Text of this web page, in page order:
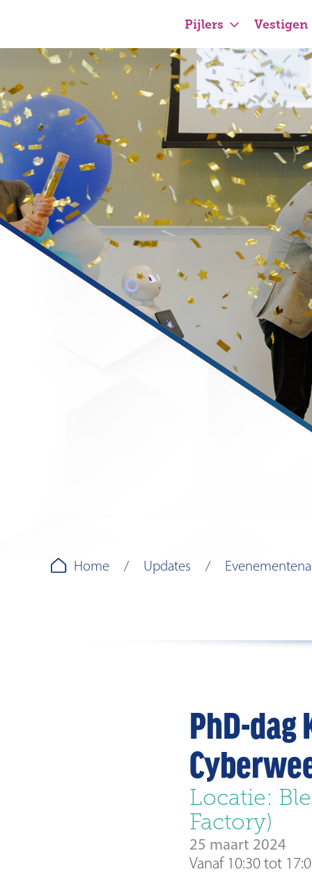
Pijlers Vestigen
Home Updates
PhD-
Locatie:
Factory)
25 maart 2024
Vanaf 10:30 tot